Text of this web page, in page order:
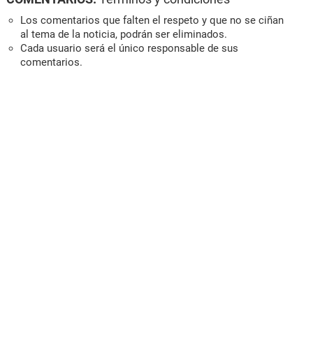
Los comentarios que falten el respeto y que no se ciñan
al tema de la noticia, podrán ser eliminados.
Cada usuario será el único responsable de sus
comentarios.